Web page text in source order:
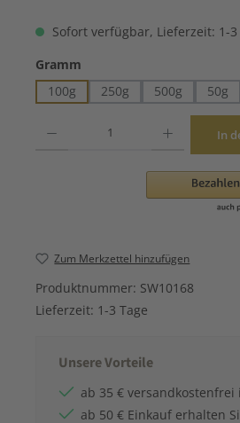
Sofort verfügbar, Lieferzeit: 1-3
Gramm
100g
250g 500g 50g
In
Zum Merkzettel hinzufügen
Produktnummer: SW10168
Lieferzeit: 1-3 Tage
Unsere Vorteile
ab 35 € versandkostenfrei
ab 50 € Einkauf erhalten